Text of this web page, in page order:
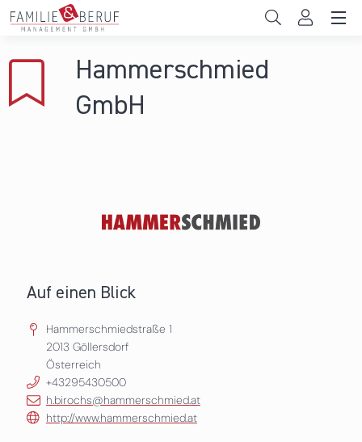
Direkt zum Inhalt
Gemeinden
Hammerschmied
GmbH
Auf einen Blick
Hammerschmiedstraße 1
2013 Göllersdorf
Österreich
+43295430500
h.birochs@hammerschmied.at
http://www.hammerschmied.at